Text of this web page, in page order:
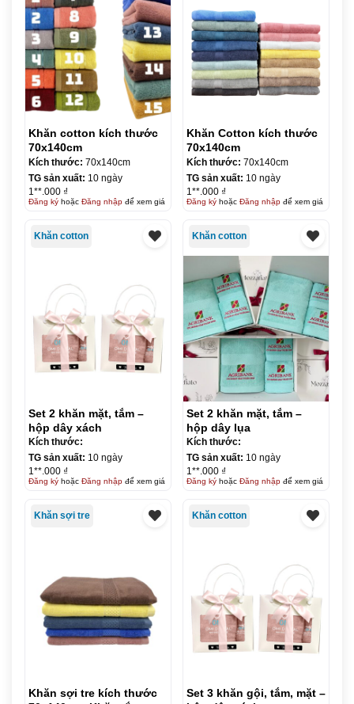
Khăn cotton kích thước
70x140cm
Kích thước: 70x140cm
TG sản xuất: 10 ngày
1**.000 ₫
Đăng kýhoặc Đăng nhậpđể xem giá
Khăn Cotton kích thước
70x140cm
Kích thước: 70x140cm
TG sản xuất: 10 ngày
1**.000 ₫
Đăng kýhoặc Đăng nhậpđể xem giá
Khăn cotton
Set 2 khăn mặt, tắm –
hộp dây xách
Kích thước:
TG sản xuất: 10 ngày
1**.000 ₫
Đăng kýhoặc Đăng nhậpđể xem giá
Khăn cotton
Set 2 khăn mặt, tắm –
hộp dây lụa
Kích thước:
TG sản xuất: 10 ngày
1**.000 ₫
Đăng kýhoặc Đăng nhậpđể xem giá
Khăn sợi tre
Khăn sợi tre kích thước
Khăn cotton
Set 3 khăn gội, tắm, mặt –